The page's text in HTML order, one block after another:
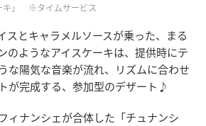
キ」 ※タイムサービス
スとキャラメルソースが乗った、まる
のようなアイスケーキは、提供時にテ
な陽気な音楽が流れ、リズムに合わせ
が完成する、参加型のデザート♪
ィナンシェが合体した「チュナンシ